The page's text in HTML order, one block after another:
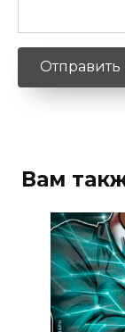
Вам